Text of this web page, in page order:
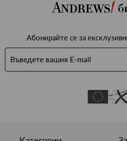
Абонирайте се за